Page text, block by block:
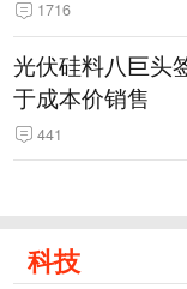
1716
光伏硅料八巨头
于成本价销售
441
科技